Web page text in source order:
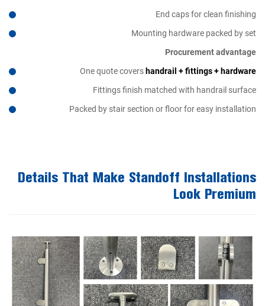
End caps for clean finishing
Mounting hardware packed by set
Procurement advantage
One quote covershandrail + fittings + hardware
Fittings finish matched with handrail surface
Packed by stair section or floor for easy installation
Details That Make Standoff Installations
Look Premium